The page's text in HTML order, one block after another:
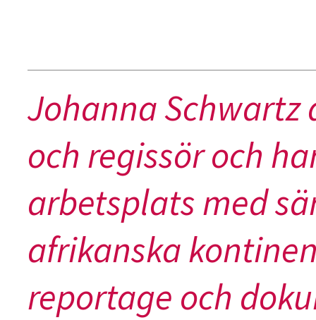
Johanna
och regissör och
arbetsplats med
afrikanska
reportage och